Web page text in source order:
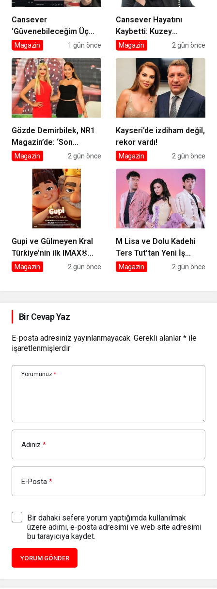
Cansever
‘Güvenebileceğim Üç
İnsandan Biri’ Demişti:
Cansever’e Duygusal
Veda
Magazin 1 gün önce
Cansever Hayatını
Kaybetti: Kuzey
Makedonya’da Toprağa
Magazin 2 gün önce
Gözde Demirbilek, NR1
Magazin’de: ‘Son
assolist olarak var
Magazin 2 gün önce
Kayseri’de izdiham değil,
rekor vardı!
Magazin 2 gün önce
Gupi ve Gülmeyen Kral
Türkiye’nin ilk IMAX®
animasyon filmi oluyor
Magazin 2 gün önce
M Lisa ve Dolu Kadehi
Ters Tut’tan Yeni İş
Birliği: Vişne
Magazin 2 gün önce
Bir Cevap Yaz
E-posta adresiniz yayınlanmayacak. Gerekli alanlar * ile
işaretlenmişlerdir
Yorumunuz *
Adınız *
E-Posta *
Bir dahaki sefere yorum yaptığımda kullanılmak
üzere adımı, e-posta adresimi ve web site adresimi
bu tarayıcıya kaydet.
YORUM GÖNDER